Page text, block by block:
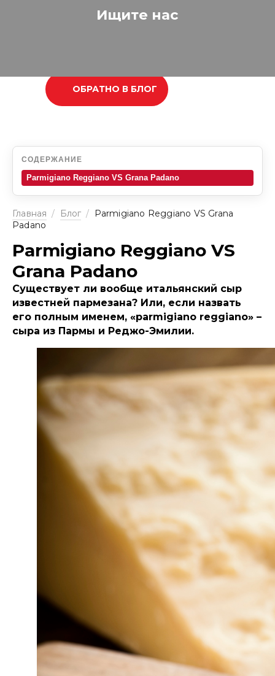
Ищите нас
ОБРАТНО В БЛОГ
СОДЕРЖАНИЕ
Parmigiano Reggiano VS Grana Padano
Главная / Блог /
Parmigiano Reggiano VS Grana
Padano
Parmigiano Reggiano VS
Grana Padano
Существует ли вообще итальянский сыр
известней пармезана? Или, если назвать
его полным именем, «parmigiano reggiano» –
сыра из Пармы и Реджо-Эмилии.